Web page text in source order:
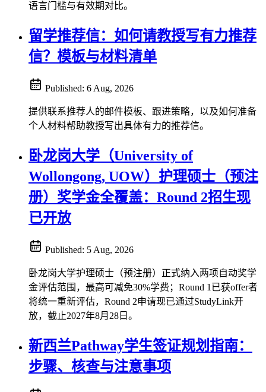
语言门槛与有效期对比。
留学推荐信：如何请教授写有力推荐
信？模板与材料清单
Published: 6 Aug, 2026
提供联系推荐人的邮件模板、跟进策略，以及如何准备
个人材料帮助教授写出具体有力的推荐信。
卧龙岗大学（University of
Wollongong, UOW）护理硕士（预注
册）奖学金全覆盖：Round 2招生现
已开放
Published: 5 Aug, 2026
卧龙岗大学护理硕士（预注册）正式纳入两项自动奖学
金评估范围，最高可减免30%学费；Round 1已获offer者
将统一重新评估，Round 2申请现已通过StudyLink开
放，截止2027年8月28日。
新西兰Pathway学生签证规划指南：
步骤、核查与注意事项